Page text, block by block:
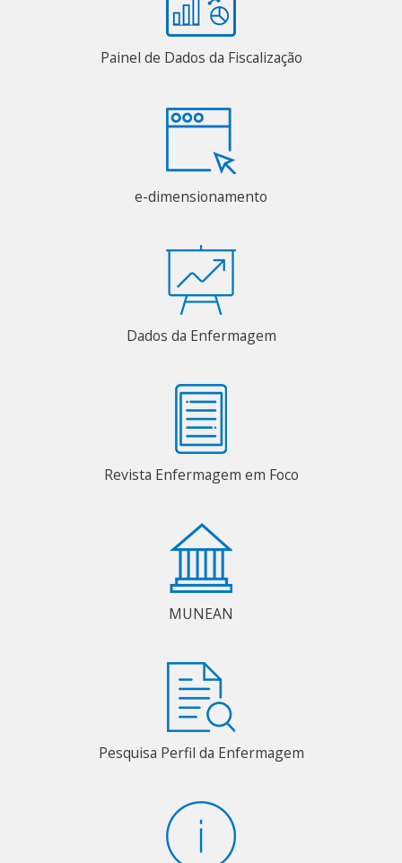
Painel de Dados da Fiscalização
e-dimensionamento
Dados da Enfermagem
Revista Enfermagem em Foco
MUNEAN
Pesquisa Perfil da Enfermagem